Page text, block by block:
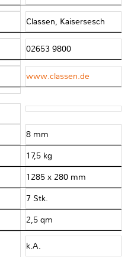
Classen, Kaisersesch
02653 9800
www.classen.de
8 mm
17,5 kg
1285 x 280 mm
7 Stk.
2,5 qm
k.A.